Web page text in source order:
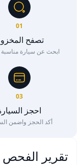
01
تصفح
ابحث عن سيارة مناسبة
03
احجز
أكد الحجز واضمن
تقرير الفحص